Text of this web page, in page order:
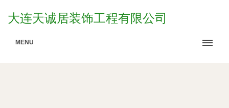
大连天诚居装饰工程有限公司
MENU